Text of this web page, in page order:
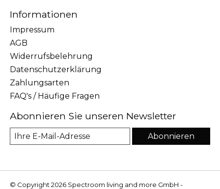
Informationen
Impressum
AGB
Widerrufsbelehrung
Datenschutzerklärung
Zahlungsarten
FAQ's / Häufige Fragen
Abonnieren Sie unseren Newsletter
Abonnieren
© Copyright 2026 Spectroom living and more GmbH -